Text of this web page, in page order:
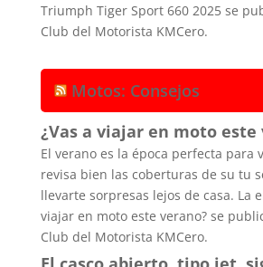
Triumph Tiger Sport 660 2025 se
Club del Motorista KMCero.
Motos: Consejos
¿Vas a viajar en moto este
El verano es la época perfecta para
revisa bien las coberturas de su tu
llevarte sorpresas lejos de casa. La
viajar en moto este verano? se
Club del Motorista KMCero.